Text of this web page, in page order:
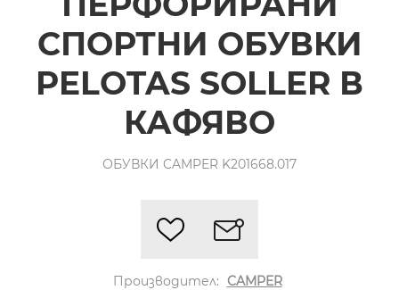
СПОРТНИ ОБУВКИ
PELOTAS SOLLER В
КАФЯВО
ОБУВКИ CAMPER K201668.017
Производител: CAMPER